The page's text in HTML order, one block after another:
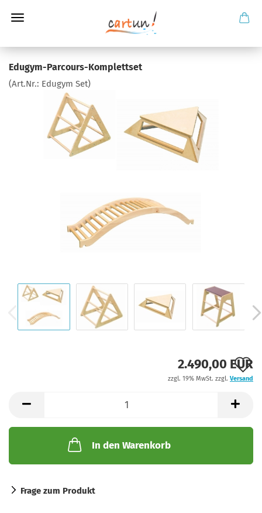
Edugym-Parcours-Komplettset
(Art.Nr.: Edugym Set)
2.490,00 EUR
zzgl. 19% MwSt. zzgl. Versand
In den Warenkorb
Frage zum Produkt